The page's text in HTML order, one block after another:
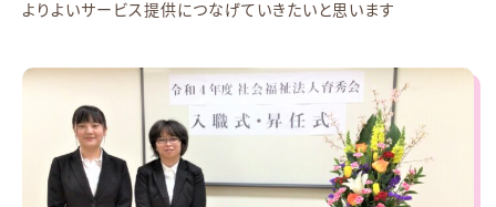
よりよいサービス提供につなげていきたいと思います